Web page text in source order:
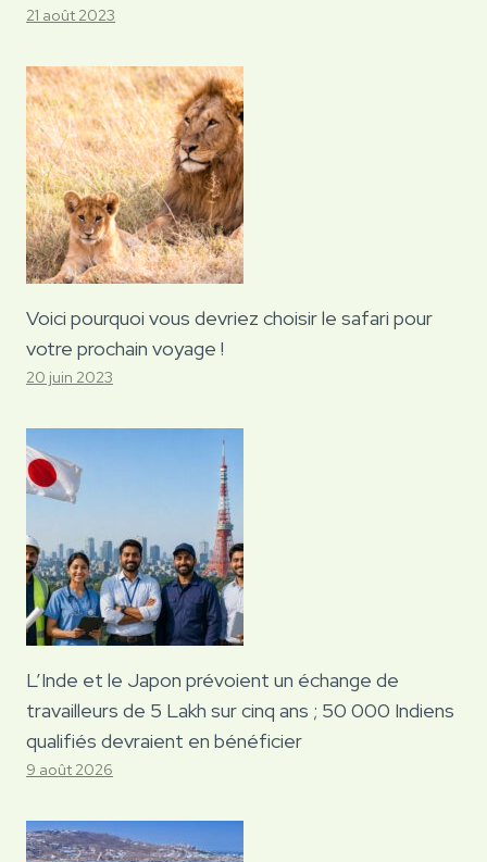
21 août 2023
Voici pourquoi vous devriez choisir le safari pour
votre prochain voyage !
20 juin 2023
L’Inde et le Japon prévoient un échange de
travailleurs de 5 Lakh sur cinq ans ; 50 000 Indiens
qualifiés devraient en bénéficier
9 août 2026